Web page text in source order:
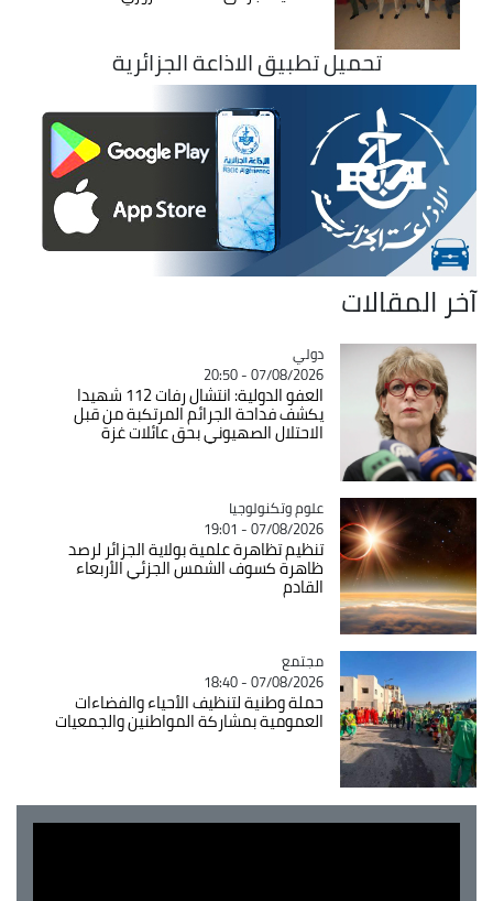
تحميل تطبيق الاذاعة الجزائرية
آخر المقالات
Catégorie
دولي
07/08/2026 - 20:50
العفو الدولية: انتشال رفات 112 شهيدا
يكشف فداحة الجرائم المرتكبة من قبل
الاحتلال الصهيوني بحق عائلات غزة
Catégorie
علوم وتكنولوجيا
07/08/2026 - 19:01
تنظيم تظاهرة علمية بولاية الجزائر لرصد
ظاهرة كسوف الشمس الجزئي الأربعاء
القادم
Catégorie
مجتمع
07/08/2026 - 18:40
حملة وطنية لتنظيف الأحياء والفضاءات
العمومية بمشاركة المواطنين والجمعيات